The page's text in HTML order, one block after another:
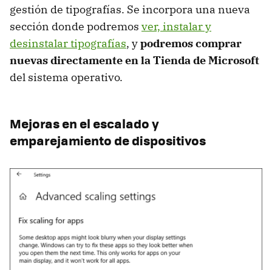
gestión de tipografías. Se incorpora una nueva
sección donde podremos ver, instalar y
desinstalar tipografías, ypodremos comprar
nuevas directamente en la Tienda de Microsoft
del sistema operativo.
Mejoras en el escalado y
emparejamiento de dispositivos